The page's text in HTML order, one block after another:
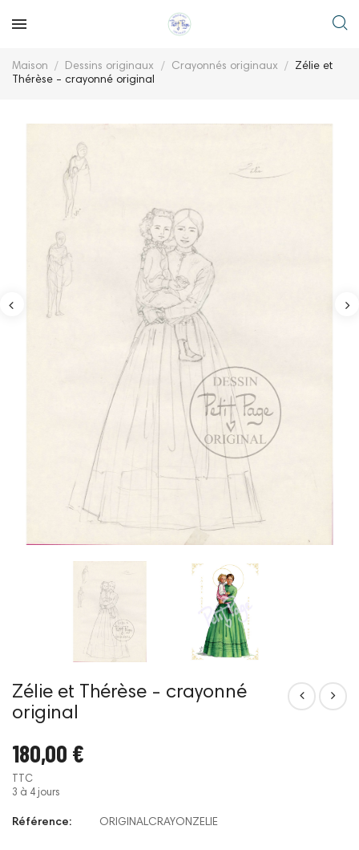
Maison Dessins originaux Crayonnés originaux
Zélie et
Thérèse - crayonné original
Zélie et Thérèse - crayonné
original
180,00 €
TTC
3 à 4 jours
Référence: ORIGINALCRAYONZELIE